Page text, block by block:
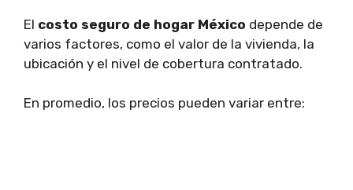
El costo seguro de hogar México depende de
varios factores, como el valor de la vivienda, la
ubicación y el nivel de cobertura contratado.
En promedio, los precios pueden variar entre: